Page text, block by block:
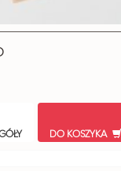
DO KOSZYKA